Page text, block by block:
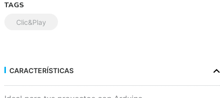
TAGS
Clic&Play
CARACTERÍSTICAS